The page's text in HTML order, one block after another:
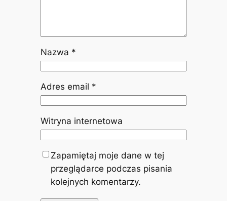
Nazwa *
Adres email *
Witryna internetowa
Zapamiętaj moje dane w tej
przeglądarce podczas pisania
kolejnych komentarzy.